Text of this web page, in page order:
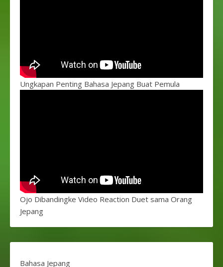
Ungkapan Penting Bahasa Jepang Buat Pemula
Ojo Dibandingke Video Reaction Duet sama Orang
Jepang
Bahasa Jepang